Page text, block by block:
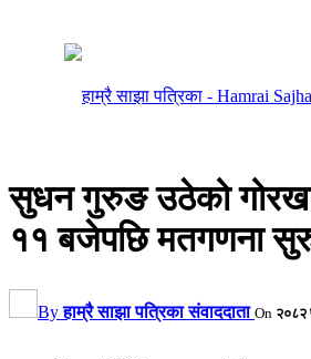
सुधन गुरुङ उठेको
११ बजेपछि मतगणना
Byहाम्रै साझा पत्रिका संवाददाता On २०८२